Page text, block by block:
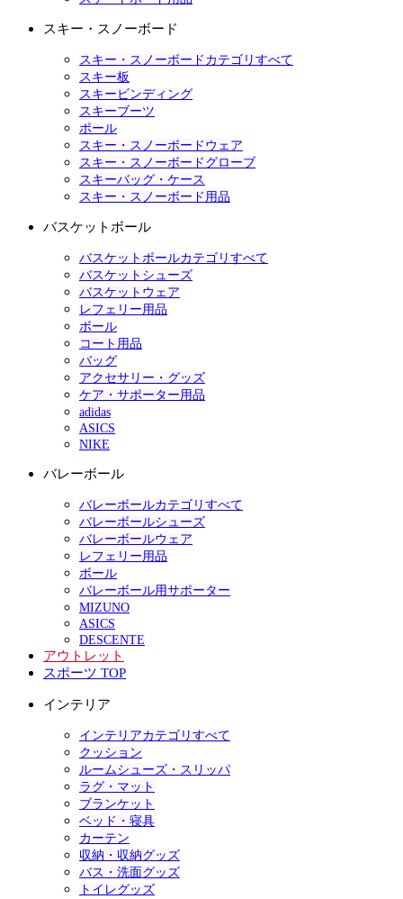
スキー・スノーボード
スキー・スノーボードカテゴリすべて
スキー板
スキービンディング
スキーブーツ
ポール
スキー・スノーボードウェア
スキー・スノーボードグローブ
スキーバッグ・ケース
スキー・スノーボード用品
バスケットボール
バスケットボールカテゴリすべて
バスケットシューズ
バスケットウェア
レフェリー用品
ボール
コート用品
バッグ
アクセサリー・グッズ
ケア・サポーター用品
adidas
ASICS
NIKE
バレーボール
バレーボールカテゴリすべて
バレーボールシューズ
バレーボールウェア
レフェリー用品
ボール
バレーボール用サポーター
MIZUNO
ASICS
DESCENTE
アウトレット
スポーツ TOP
インテリア
インテリアカテゴリすべて
クッション
ルームシューズ・スリッパ
ラグ・マット
ブランケット
ベッド・寝具
カーテン
収納・収納グッズ
バス・洗面グッズ
トイレグッズ